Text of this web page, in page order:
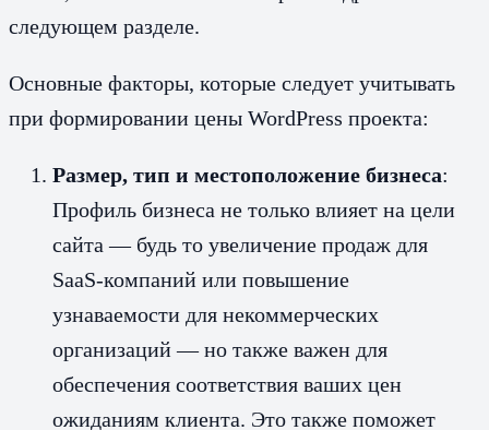
следующем разделе.
Основные факторы, которые следует учитывать
при формировании цены WordPress проекта:
Размер, тип и местоположение бизнеса:
Профиль бизнеса не только влияет на цели
сайта — будь то увеличение продаж для
SaaS-компаний или повышение
узнаваемости для некоммерческих
организаций — но также важен для
обеспечения соответствия ваших цен
ожиданиям клиента. Это также поможет